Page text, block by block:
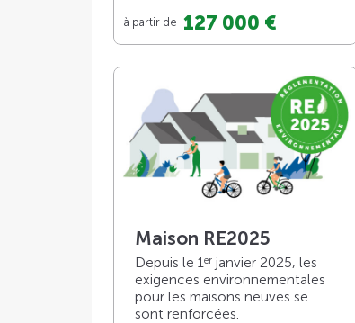
à partir de 127 000 €
Maison RE2025
Depuis le 1 er janvier 2025, les
exigences environnementales
pour les maisons neuves se
sont renforcées.